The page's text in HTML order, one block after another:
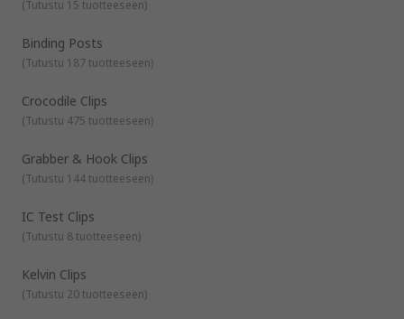
korkean jousivoiman ja niitä voidaan käyttää
Sidontapylväät
testaukseen joko yksittäisestä johdosta tai
liittimien, kuten banaaniliittimien, lapioliittimien ja tappi
liittimien kautta.
ja liittymään suoraan sähkökomponenttiin.
Liitinpylväät– suunniteltu johtojen liittämiseen tai
sovelluksissa, kuten virtalähteissä, kaiutinjohdoissa,
testaus- ja mittauslaitteissa sekä akuissa. Liitinpylväitä
(Tutustu 15 tuotteeseen)
Binding Posts
(Tutustu 187 tuotteeseen)
Crocodile Clips
(Tutustu 475 tuotteeseen)
Grabber & Hook Clips
(Tutustu 144 tuotteeseen)
IC Test Clips
(Tutustu 8 tuotteeseen)
Kelvin Clips
(Tutustu 20 tuotteeseen)